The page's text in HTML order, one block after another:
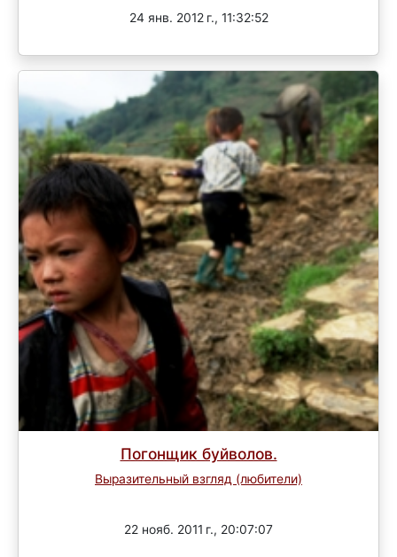
24 янв. 2012 г., 11:32:52
Погонщик буйволов.
Выразительный взгляд (любители)
22 нояб. 2011 г., 20:07:07